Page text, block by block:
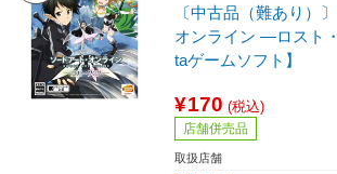
〔中古品（難あり）
オンライン ―ロスト
taゲームソフト】
¥170 (税込)
店舗併売品
取扱店舗